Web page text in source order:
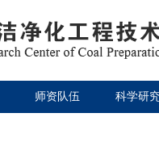
师资队伍 科学研